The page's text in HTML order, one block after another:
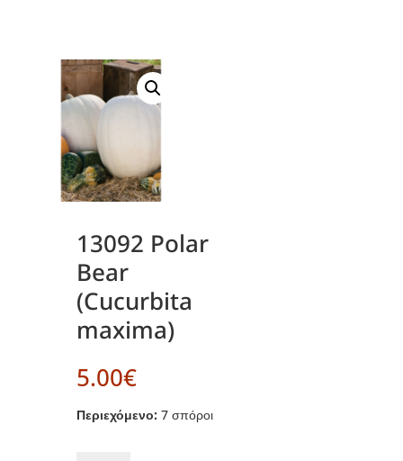
13092 Polar
Bear
(Cucurbita
maxima)
5.00€
Περιεχόμενο: 7 σπόροι